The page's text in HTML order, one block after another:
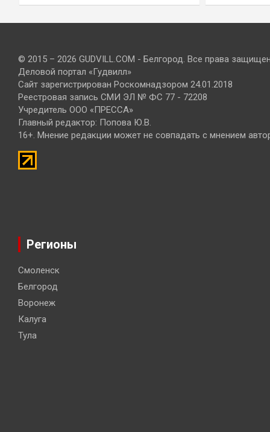
© 2015 – 2026 GUDVILL.COM - Белгород. Все права
Деловой портал «Гудвилл»
Сайт зарегистрирован Роскомнадзором 24.01.2018
Реестровая запись СМИ ЭЛ № ФС 77 - 72208
Учредитель ООО «ПРЕССА»
Главный редактор: Попова Ю.В.
16+. Мнение редакции может не совпадать с мнением
Регионы
Смоленск
Белгород
Воронеж
Калуга
Тула